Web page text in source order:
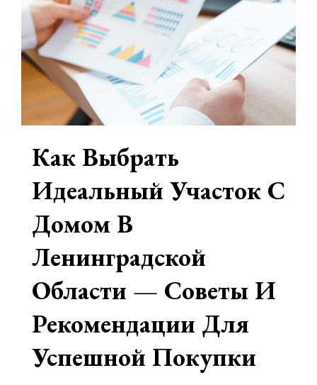
Как Выбрать
Идеальный Участок С
Домом В
Ленинградской
Области — Советы И
Рекомендации Для
Успешной Покупки